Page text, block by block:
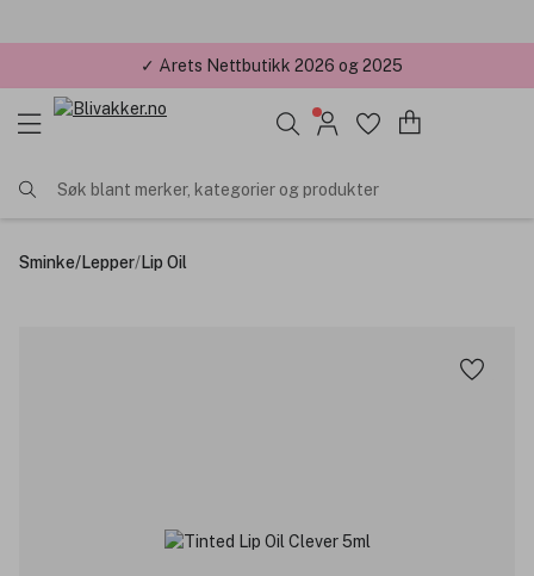
✓ Årets Nettbutikk 2026 og 2025
Søk blant merker, kategorier og produkter
Sminke/Lepper/Lip Oil